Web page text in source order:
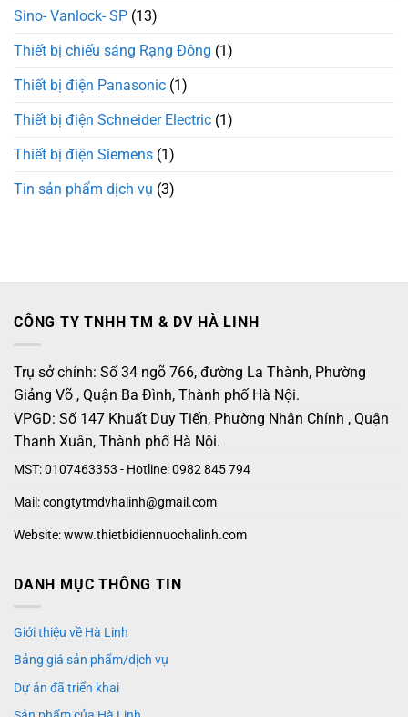
Sino- Vanlock- SP (13)
Thiết bị chiếu sáng Rạng Đông (1)
Thiết bị điện Panasonic (1)
Thiết bị điện Schneider Electric (1)
Thiết bị điện Siemens (1)
Tin sản phẩm dịch vụ (3)
CÔNG TY TNHH TM & DV HÀ LINH
Trụ sở chính: Số 34 ngõ 766, đường La Thành, Phường
Giảng Võ , Quận Ba Đình, Thành phố Hà Nội.
VPGD: Số 147 Khuất Duy Tiến, Phường Nhân Chính , Quận
Thanh Xuân, Thành phố Hà Nội.
MST: 0107463353 - Hotline: 0982 845 794
Mail: congtytmdvhalinh@gmail.com
Website: www.thietbidiennuochalinh.com
DANH MỤC THÔNG TIN
Giới thiệu về Hà Linh
Bảng giá sản phẩm/dịch vụ
Dự án đã triển khai